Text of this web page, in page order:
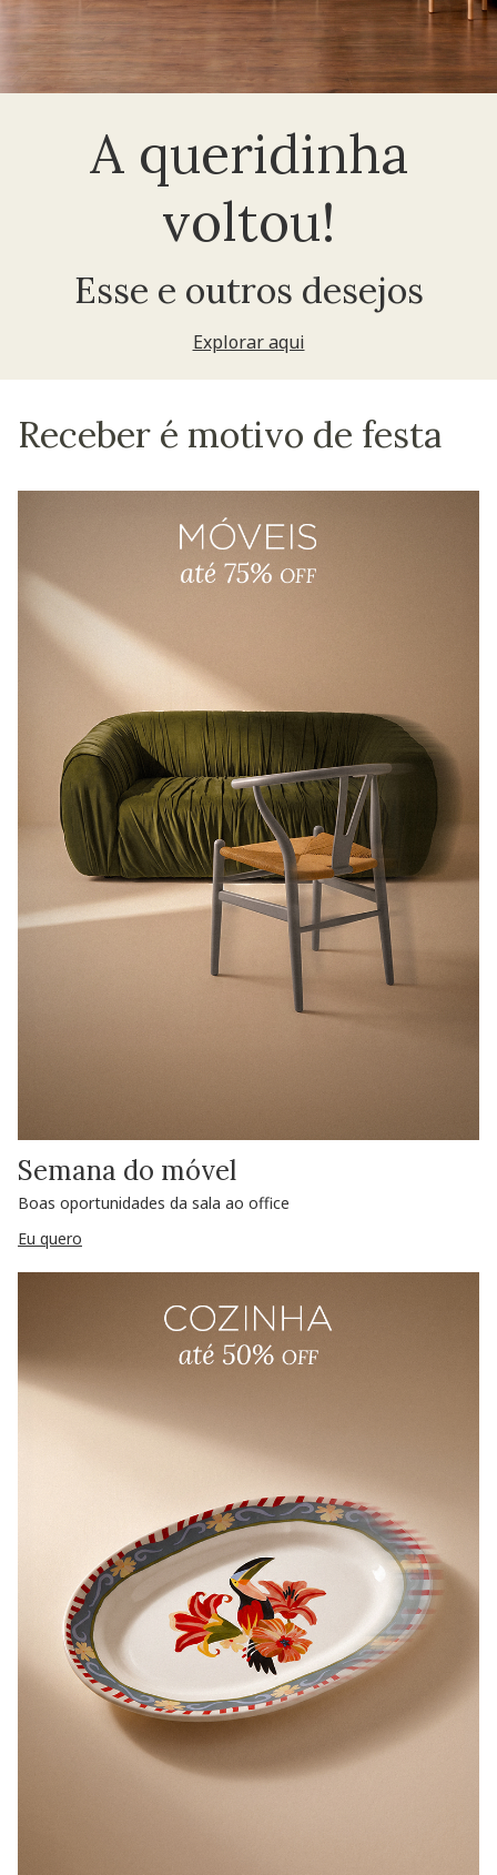
A queridinha
voltou!
Esse e outros desejos
Explorar aqui
Receber é motivo de festa
Semana do móvel
Boas oportunidades da sala ao office
Eu quero